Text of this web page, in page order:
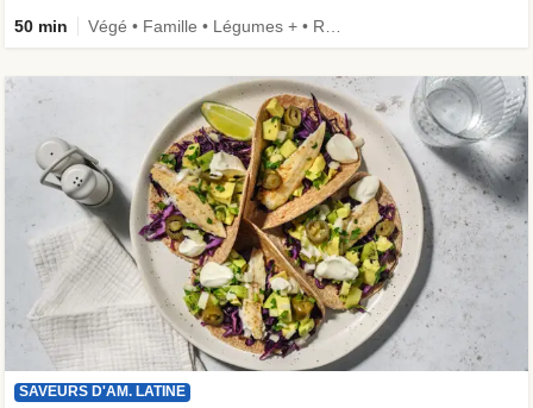
50 min
SAVEURS D'AM. LATINE